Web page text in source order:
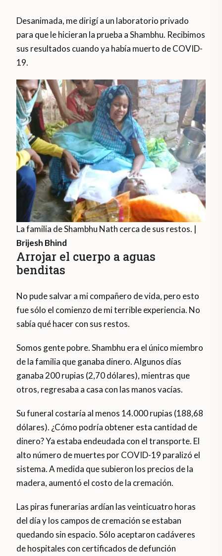
Desanimada, me dirigí a un laboratorio privado
para que le hicieran la prueba a Shambhu. Recibimos
sus resultados cuando ya había muerto de COVID-
19.
La familia de Shambhu Nath cerca de sus restos. |
Brijesh Bhind
Arrojar el cuerpo a aguas
benditas
No pude salvar a mi compañero de vida, pero esto
fue sólo el comienzo de mi terrible experiencia. No
sabía qué hacer con sus restos.
Somos gente pobre. Shambhu era el único miembro
de la familia que ganaba dinero. Algunos días
ganaba 200 rupias (2,70 dólares), mientras que
otros, regresaba a casa con las manos vacías.
Su funeral costaría al menos 14.000 rupias (188,68
dólares). ¿Cómo podría obtener esta cantidad de
dinero? Ya estaba endeudada con el transporte. El
alto número de muertes por COVID-19 paralizó el
sistema. A medida que subieron los precios de la
madera, aumentó el costo de la cremación.
Las piras funerarias ardían las veinticuatro horas
del día y los campos de cremación se estaban
quedando sin espacio. Sólo aceptaron cadáveres
de hospitales con certificados de defunción